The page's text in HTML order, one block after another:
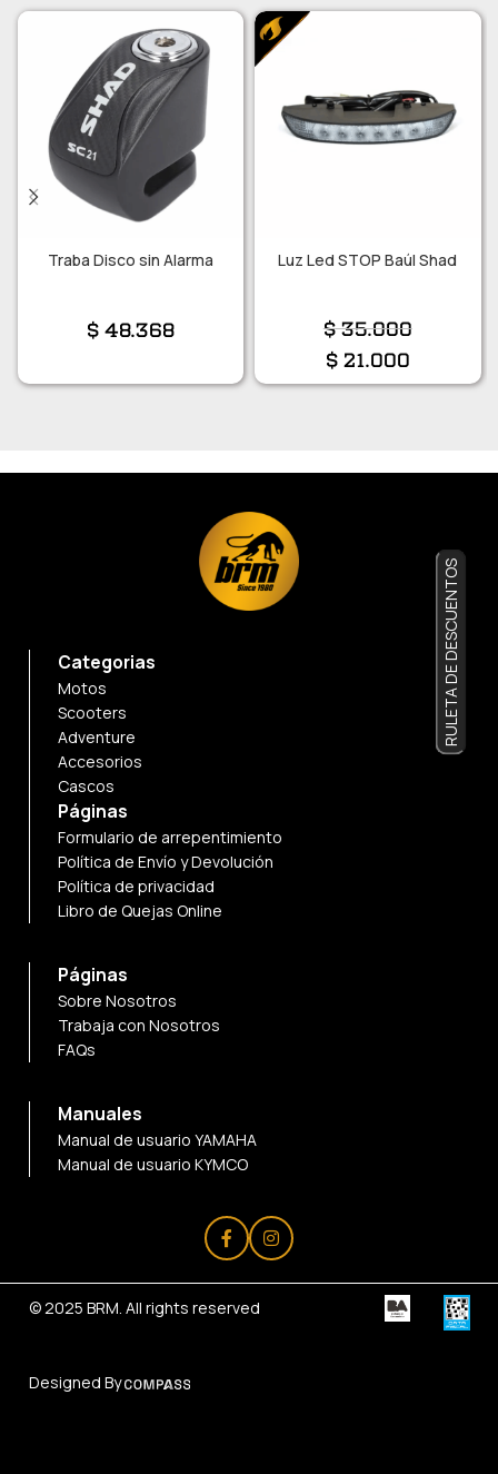
Traba Disco sin Alarma
$48.368
Luz Led STOP Baúl Shad
$35.000
$21.000
Categorias
Motos
Scooters
Adventure
Accesorios
Cascos
Páginas
Formulario de arrepentimiento
Política de Envío y Devolución
Política de privacidad
Libro de Quejas Online
Páginas
Sobre Nosotros
Trabaja con Nosotros
FAQs
Manuales
Manual de usuario YAMAHA
Manual de usuario KYMCO
© 2025 BRM. All rights reserved
Designed By
RULETA DE DESCUENTOS